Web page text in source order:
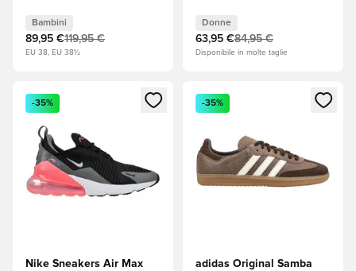
Bambini
Bambini
89,95 €119,95 €
EU 38, EU 38½
Donne
63,95 €84,95 €
Disponibile in molte taglie
Apre una finestra modale per accedere o registrarsi come
-35%
Nike Sneakers Air Max
Apre una finestra modale
-35%
adidas Original Samba